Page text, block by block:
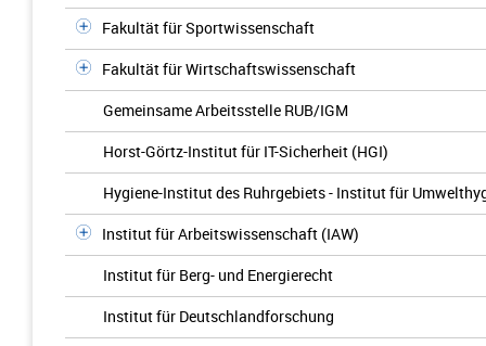
Fakultät für Sportwissenschaft
Fakultät für Wirtschaftswissenschaft
Gemeinsame Arbeitsstelle RUB/IGM
Horst-Görtz-Institut für IT-Sicherheit (HGI)
Hygiene-Institut des Ruhrgebiets - Institut für
Institut für Arbeitswissenschaft (IAW)
Institut für Berg- und Energierecht
Institut für Deutschlandforschung